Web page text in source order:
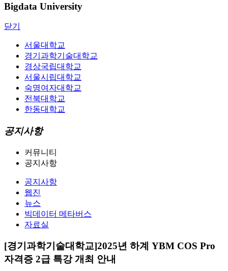
Bigdata University
닫기
서울대학교
경기과학기술대학교
경상국립대학교
서울시립대학교
숙명여자대학교
전북대학교
한동대학교
공지사항
커뮤니티
공지사항
공지사항
웹진
뉴스
빅데이터 메타버스
자료실
[경기과학기술대학교]2025년 하계 YBM COS Pro
자격증 2급 특강 개최 안내